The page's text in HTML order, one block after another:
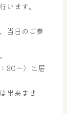
・岩盤浴
ます。
日のご参
30～）に居
来ませ